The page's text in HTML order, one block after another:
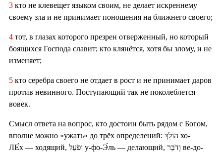
3 кто не клевещет языком своим, не делает искреннему
своему зла и не принимает поношения на ближнего своего;
4 тот, в глазах которого презрен отверженный, но который
боящихся Господа славит; кто клянётся, хотя бы злому, и не
изменяет;
5 кто серебра своего не отдает в рост и не принимает даров
против невинного. Поступающий так не поколеблется
вовек.
Смысл ответа на вопрос, кто достоин быть рядом с Богом,
вполне можно «ужать» до трёх определений: הוֹלֵךְ хо-
ЛЕ́х — ходящий, וּפֹעֵל у-фо-Э́ль — делающий, וְדֹבֵר ве-до-